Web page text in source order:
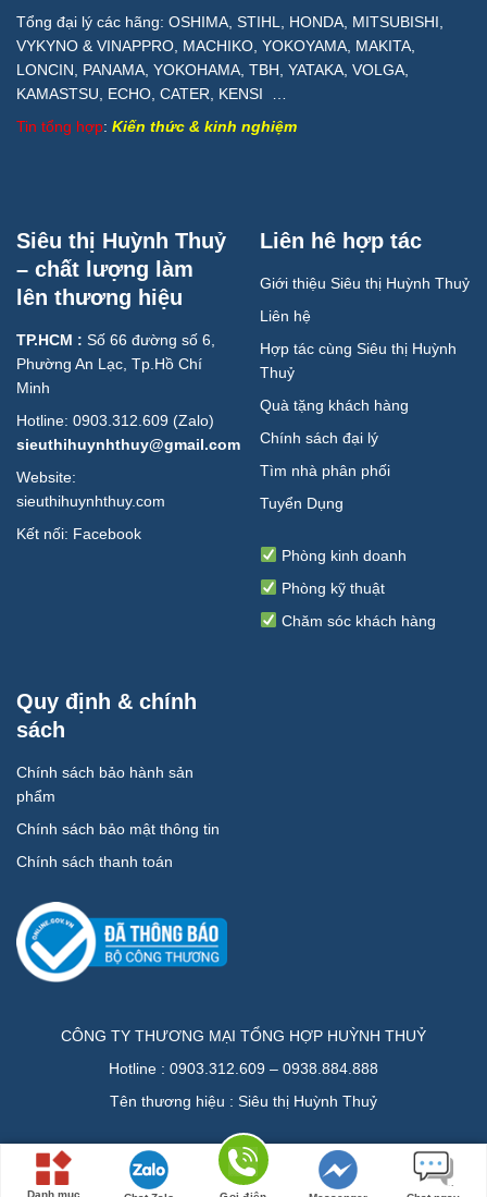
Tổng đại lý các hãng: OSHIMA, STIHL, HONDA, MITSUBISHI,
VYKYNO & VINAPPRO, MACHIKO, YOKOYAMA, MAKITA,
LONCIN, PANAMA, YOKOHAMA, TBH, YATAKA, VOLGA,
KAMASTSU, ECHO, CATER, KENSI …
Tin tổng hợp: Kiến thức & kinh nghiệm
Siêu thị Huỳnh Thuỷ
– chất lượng làm
lên thương hiệu
TP.HCM : Số 66 đường số 6,
Phường An Lạc, Tp.Hồ Chí
Minh
Hotline: 0903.312.609 (Zalo)
sieuthihuynhthuy@gmail.com
Website:
sieuthihuynhthuy.com
Kết nối: Facebook
Liên hê hợp tác
Giới thiệu Siêu thị Huỳnh Thuỷ
Liên hệ
Hợp tác cùng Siêu thị Huỳnh
Thuỷ
Quà tặng khách hàng
Chính sách đại lý
Tìm nhà phân phối
Tuyển Dụng
Phòng kinh doanh
Phòng kỹ thuật
Chăm sóc khách hàng
Quy định & chính
sách
Chính sách bảo hành sản
phẩm
Chính sách bảo mật thông tin
Chính sách thanh toán
CÔNG TY THƯƠNG MẠI TỔNG HỢP HUỲNH THUỶ
Hotline : 0903.312.609 – 0938.884.888
Tên thương hiệu : Siêu thị Huỳnh Thuỷ
Danh mục